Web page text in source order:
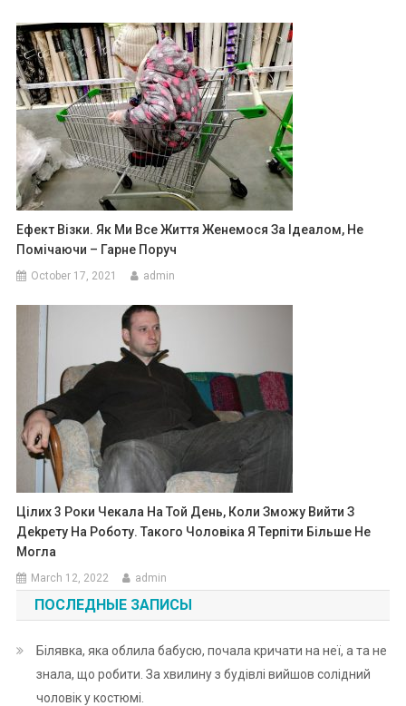
Ефект Візки. Як Ми Все Життя Женемося За Ідеалом, Не
Помічаючи – Гарне Поруч
October 17, 2021 admin
Цілих 3 Роки Чекала На Той День, Коли Зможу Вийти З
Деkрету На Роботу. Такого Чоловіка Я Терпіти Більше Не
Могла
March 12, 2022 admin
ПОСЛЕДНЫЕ ЗАПИСЫ
Білявка, яка облила бабусю, почала кричати на неї, а та не
знала, що робити. За хвилину з будівлі вийшов солідний
чоловік у костюмі.